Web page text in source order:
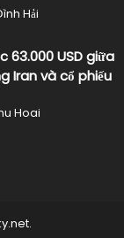
Hải
63.000 USD giữa
Iran và cổ phiếu
Hoai
.